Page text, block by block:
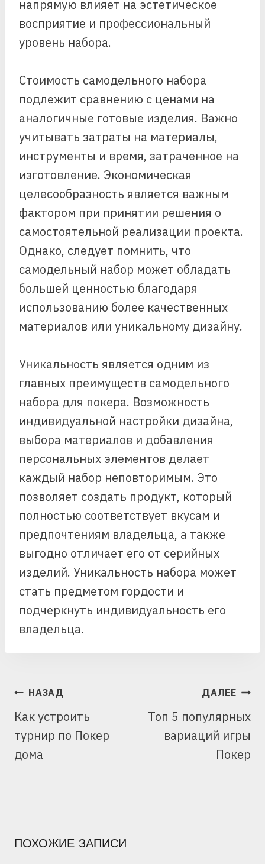
напрямую влияет на эстетическое
восприятие и профессиональный
уровень набора.
Стоимость самодельного набора
подлежит сравнению с ценами на
аналогичные готовые изделия. Важно
учитывать затраты на материалы,
инструменты и время, затраченное на
изготовление. Экономическая
целесообразность является важным
фактором при принятии решения о
самостоятельной реализации проекта.
Однако, следует помнить, что
самодельный набор может обладать
большей ценностью благодаря
использованию более качественных
материалов или уникальному дизайну.
Уникальность является одним из
главных преимуществ самодельного
набора для покера. Возможность
индивидуальной настройки дизайна,
выбора материалов и добавления
персональных элементов делает
каждый набор неповторимым. Это
позволяет создать продукт, который
полностью соответствует вкусам и
предпочтениям владельца, а также
выгодно отличает его от серийных
изделий. Уникальность набора может
стать предметом гордости и
подчеркнуть индивидуальность его
владельца.
НАВИГАЦИЯ
ЗАПИСЯМ
НАЗАД
Как устроить
турнир по Покер
дома
ДАЛЕЕ
Топ 5 популярных
вариаций игры
Покер
ПОХОЖИЕ ЗАПИСИ